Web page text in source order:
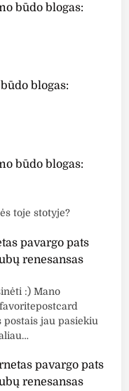
būdo blogas:
blogas:
būdo blogas:
toje stotyje?
pavargo pats
renesansas
:) Mano
jau pasiekiu
pavargo pats
renesansas